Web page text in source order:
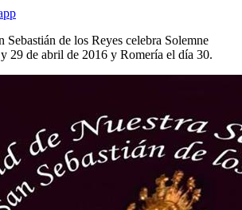
Sebastián de los Reyes celebra Solemne
29 de abril de 2016 y Romería el día 30.
me alojo?